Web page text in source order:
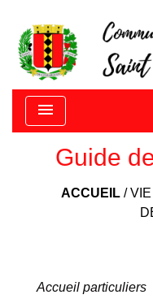
menu
Guide
ACCUEIL /
Accueil particuliers